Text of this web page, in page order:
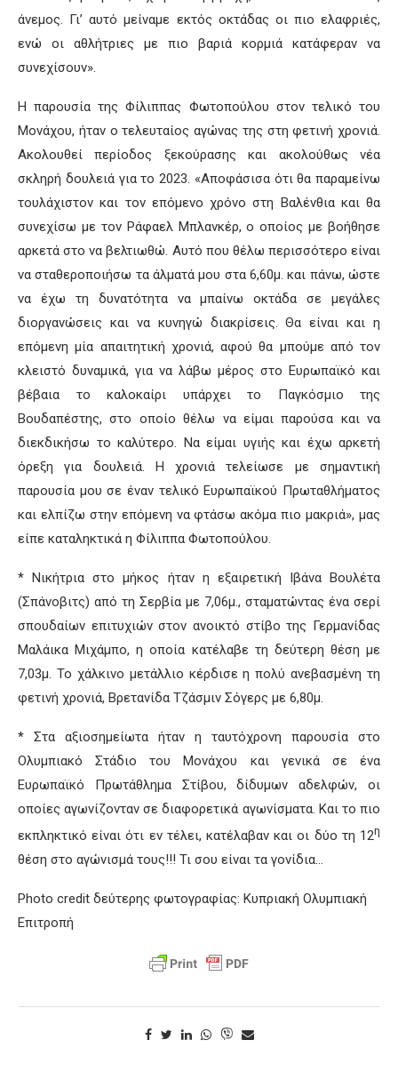
άνεμος. Γι’ αυτό μείναμε εκτός οκτάδας οι πιο ελαφριές,
ενώ οι αθλήτριες με πιο βαριά κορμιά κατάφεραν να
συνεχίσουν».
Η παρουσία της Φίλιππας Φωτοπούλου στον τελικό του
Μονάχου, ήταν ο τελευταίος αγώνας της στη φετινή χρονιά.
Ακολουθεί περίοδος ξεκούρασης και ακολούθως νέα
σκληρή δουλειά για το 2023. «Αποφάσισα ότι θα παραμείνω
τουλάχιστον και τον επόμενο χρόνο στη Βαλένθια και θα
συνεχίσω με τον Ράφαελ Μπλανκέρ, ο οποίος με βοήθησε
αρκετά στο να βελτιωθώ. Αυτό που θέλω περισσότερο είναι
να σταθεροποιήσω τα άλματά μου στα 6,60μ. και πάνω, ώστε
να έχω τη δυνατότητα να μπαίνω οκτάδα σε μεγάλες
διοργανώσεις και να κυνηγώ διακρίσεις. Θα είναι και η
επόμενη μία απαιτητική χρονιά, αφού θα μπούμε από τον
κλειστό δυναμικά, για να λάβω μέρος στο Ευρωπαϊκό και
βέβαια το καλοκαίρι υπάρχει το Παγκόσμιο της
Βουδαπέστης, στο οποίο θέλω να είμαι παρούσα και να
διεκδικήσω το καλύτερο. Να είμαι υγιής και έχω αρκετή
όρεξη για δουλειά. Η χρονιά τελείωσε με σημαντική
παρουσία μου σε έναν τελικό Ευρωπαϊκού Πρωταθλήματος
και ελπίζω στην επόμενη να φτάσω ακόμα πιο μακριά», μας
είπε καταληκτικά η Φίλιππα Φωτοπούλου.
* Νικήτρια στο μήκος ήταν η εξαιρετική Ιβάνα Βουλέτα
(Σπάνοβιτς) από τη Σερβία με 7,06μ., σταματώντας ένα σερί
σπουδαίων επιτυχιών στον ανοικτό στίβο της Γερμανίδας
Μαλάικα Μιχάμπο, η οποία κατέλαβε τη δεύτερη θέση με
7,03μ. Το χάλκινο μετάλλιο κέρδισε η πολύ ανεβασμένη τη
φετινή χρονιά, Βρετανίδα Τζάσμιν Σόγερς με 6,80μ.
* Στα αξιοσημείωτα ήταν η ταυτόχρονη παρουσία στο
Ολυμπιακό Στάδιο του Μονάχου και γενικά σε ένα
Ευρωπαϊκό Πρωτάθλημα Στίβου, δίδυμων αδελφών, οι
οποίες αγωνίζονταν σε διαφορετικά αγωνίσματα. Και το πιο
εκπληκτικό είναι ότι εν τέλει, κατέλαβαν και οι δύο τη 12η
θέση στο αγώνισμά τους!!! Τι σου είναι τα γονίδια…
Photo credit δεύτερης φωτογραφίας: Κυπριακή Ολυμπιακή
Επιτροπή